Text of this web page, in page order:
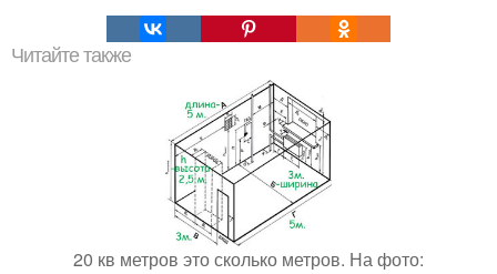
Читайте также
20 кв метров это сколько метров. На фото: